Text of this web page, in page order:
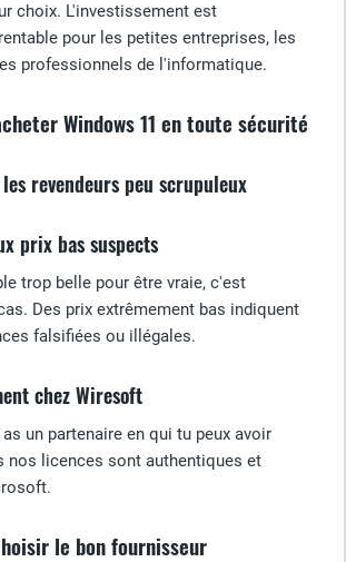
choix. L'investissement est
pour les petites entreprises, les
professionnels de l'informatique.
Windows 11 en toute sécurité
revendeurs peu scrupuleux
prix bas suspects
trop belle pour être vraie, c'est
Des prix extrêmement bas indiquent
falsifiées ou illégales.
chez Wiresoft
un partenaire en qui tu peux avoir
nos licences sont authentiques et
le bon fournisseur